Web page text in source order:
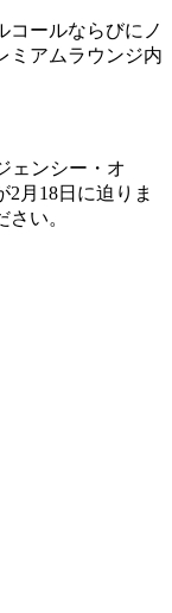
コールならびにノ
ミアムラウンジ内
ェンシー・オ
月18日に迫りま
さい。